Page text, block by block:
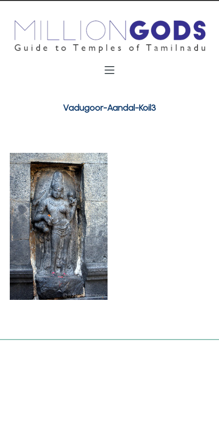
Vadugoor-Aandal-Koil3